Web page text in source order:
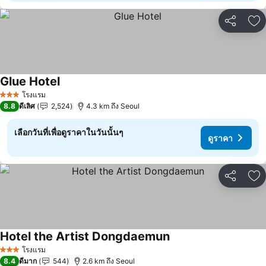
แชร์ เ
3 ดาว โรงแรม
Glue Hotelดูราคา
8.8 ดีเลิศ 2,524 4.3 km ถึง Seoul
เลือกวันที่เพื่อดูราคาในวันนั้นๆ
ดูราคา
แชร์ เ
3 ดาว โรงแรม
Hotel the Artist Dongdaemunดูราคา
8.4 ดีมาก 544 2.6 km ถึง Seoul